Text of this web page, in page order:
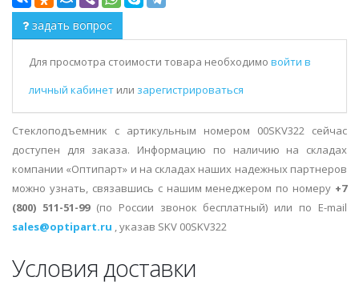
задать вопрос
Для просмотра стоимости товара необходимо войти в
личный кабинет или зарегистрироваться
Стеклоподъемник с артикульным номером 00SKV322 сейчас
доступен для заказа. Информацию по наличию на складах
компании «Оптипарт» и на складах наших надежных партнеров
можно узнать, связавшись с нашим менеджером по номеру +7
(800) 511-51-99(по России звонок бесплатный) или по E-mail
sales@optipart.ru , указав SKV 00SKV322
Условия доставки